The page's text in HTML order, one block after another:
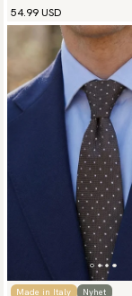
54.99 USD
Made in Italy Nyhet